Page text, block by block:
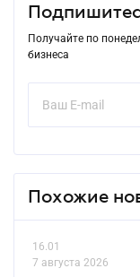
Получайте по
бизнеса
Похожие
16.01
7 августа 2026